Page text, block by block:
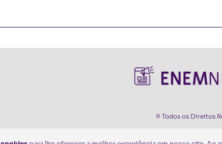
© Todos os Direitos